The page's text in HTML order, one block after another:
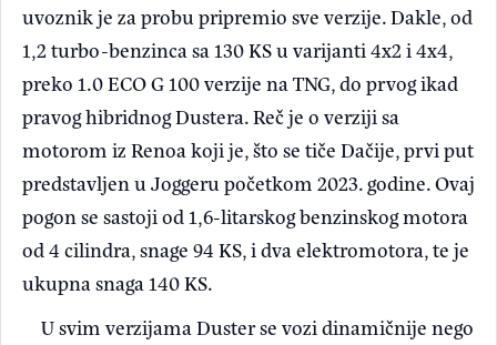
uvoznik je za probu pripremio sve verzije. Dakle, od
1,2 turbo-benzinca sa 130 KS u varijanti 4x2 i 4x4,
preko 1.0 ECO G 100 verzije na TNG, do prvog ikad
pravog hibridnog Dustera. Reč je o verziji sa
motorom iz Renoa koji je, što se tiče Dačije, prvi put
predstavljen u Joggeru početkom 2023. godine. Ovaj
pogon se sastoji od 1,6-litarskog benzinskog motora
od 4 cilindra, snage 94 KS, i dva elektromotora, te je
ukupna snaga 140 KS.
U svim verzijama Duster se vozi dinamičnije nego